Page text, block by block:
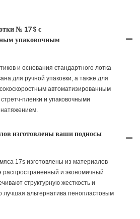
№ 17S с
упаковочным
и основания стандартного лотка
для ручной упаковки, а также для
автоматизированным
пленки и упаковочными
изготовлены ваши подносы
17s изготовлены из материалов
распространенный и экономичный
структурную жесткость и
лучшая альтернатива пенопластовым